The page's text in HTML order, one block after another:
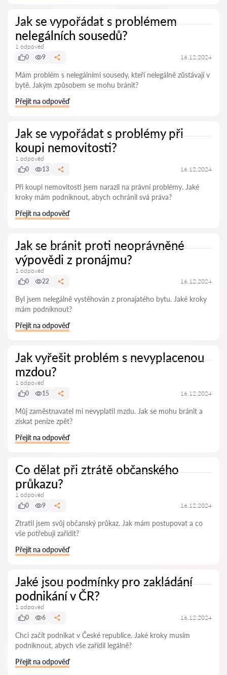
Jak se vypořádat s problémem
nelegálních sousedů?
1 odpověď
0
9 16.12.2024
Mám problém s nelegálními sousedy, kteří nelegálně zůstávají v
bytě. Jakým způsobem se mohu bránit?
Přejít na odpověď
Jak se vypořádat s problémy při
koupi nemovitosti?
1 odpověď
0
13 16.12.2024
Při koupi nemovitosti jsem narazil na právní problémy. Jaké
kroky mám podniknout, abych ochránil svá práva?
Přejít na odpověď
Jak se bránit proti neoprávněné
výpovědi z pronájmu?
1 odpověď
0
22 16.12.2024
Byl jsem nelegálně vystěhován z pronajatého bytu. Jaké kroky
mám podniknout?
Přejít na odpověď
Jak vyřešit problém s nevyplacenou
mzdou?
1 odpověď
0
15 16.12.2024
Můj zaměstnavatel mi nevyplatil mzdu. Jak se mohu bránit a
získat peníze zpět?
Přejít na odpověď
Co dělat při ztrátě občanského
průkazu?
1 odpověď
0
9 16.12.2024
Ztratil jsem svůj občanský průkaz. Jak mám postupovat a co
vše potřebuji zařídit?
Přejít na odpověď
Jaké jsou podmínky pro zakládání
podnikání v ČR?
1 odpověď
0
6 16.12.2024
Chci začít podnikat v České republice. Jaké kroky musím
podniknout, abych vše zařídil legálně?
Přejít na odpověď